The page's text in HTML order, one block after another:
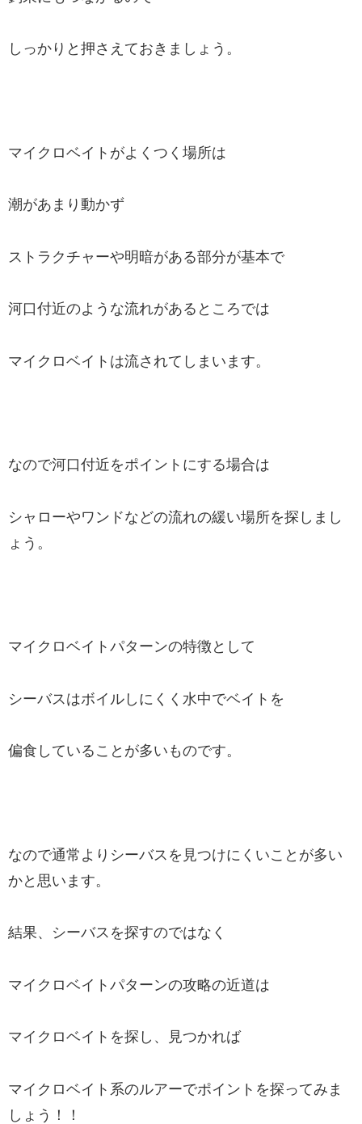
しっかりと押さえておきましょう。
マイクロベイトがよくつく場所は
潮があまり動かず
ストラクチャーや明暗がある部分が基本で
河口付近のような流れがあるところでは
マイクロベイトは流されてしまいます。
なので河口付近をポイントにする場合は
シャローやワンドなどの流れの緩い場所を探しまし
ょう。
マイクロベイトパターンの特徴として
シーバスはボイルしにくく水中でベイトを
偏食していることが多いものです。
なので通常よりシーバスを見つけにくいことが多い
かと思います。
結果、シーバスを探すのではなく
マイクロベイトパターンの攻略の近道は
マイクロベイトを探し、見つかれば
マイクロベイト系のルアーでポイントを探ってみま
しょう！！